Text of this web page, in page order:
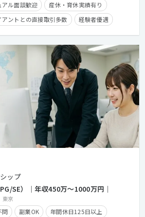
アル面談歓迎
産休・育休実績有り
アントとの直接取引多数
経験者優遇
宅手当有り
ップ
SE）｜年収450万〜1000万円｜
東京
問 副業OK
年間休日125日以上